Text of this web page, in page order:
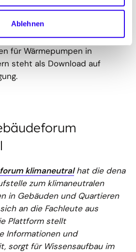
Ablehnen
Umstellung zufrieden. Hier
Schlüsselfaktor herausgestellt.
für Wärmepumpen in
steht als Download auf
klimaneutralhat die dena
zum klimaneutralen
in Gebäuden und Quartieren
an die Fachleute aus
Plattform stellt
Informationen und
sorgt für Wissensaufbau im